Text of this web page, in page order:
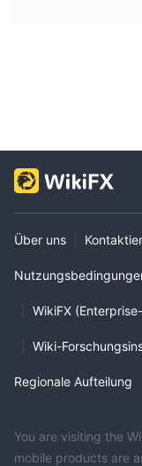
Über uns
WikiFX
Wiki-
Regionale Aufteilung
You are visiting the
mobile products are